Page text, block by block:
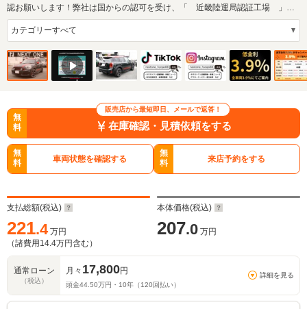
認お願いします！弊社は国からの認可を受け、「 近畿陸運局認証工場 」を
取得してお…
販売店から最短即日、メールで返答！
無
料
在庫確認・見積依頼をする
無
料
車両状態を確認する
無
料
来店予約をする
支払総額(税込)
221.4万円
（諸費用 14.4万円含む）
本体価格(税込)
207.0 万円
通常ローン
（税込）
月々 17,800円
頭金44.50万円・ 10年（120 回払い）
詳細を見る